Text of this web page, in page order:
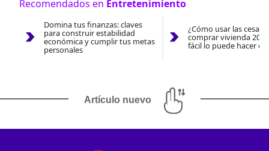
Recomendados en Entretenimiento
Domina tus finanzas: claves
para construir estabilidad
económica y cumplir tus metas
personales
¿Cómo usar las
comprar vivienda
fácil lo puede hacer
Artículo nuevo